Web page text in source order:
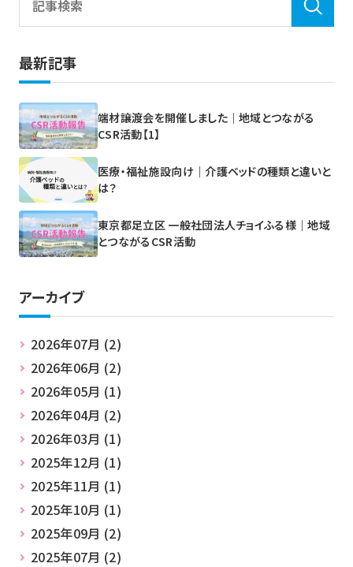
最新記事
端材譲渡会を開催しました｜地域とつながる
CSR活動【1】
医療・福祉施設向け｜介護ベッドの種類と違いと
は？
東京都足立区 一般社団法人チョイふる様｜地域
とつながるCSR活動
アーカイブ
2026年07月 (2)
2026年06月 (2)
2026年05月 (1)
2026年04月 (2)
2026年03月 (1)
2025年12月 (1)
2025年11月 (1)
2025年10月 (1)
2025年09月 (2)
2025年07月 (2)